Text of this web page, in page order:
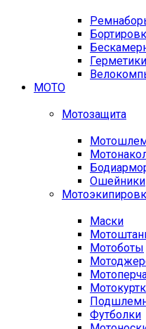
Герметики
МОТО
Мотозащита
Ошейники
Маски
Мотоботы
Футболки